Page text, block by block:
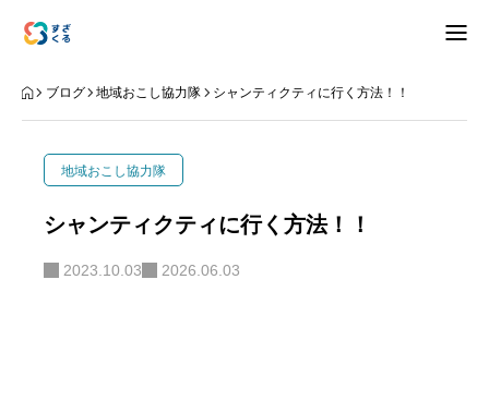
アバウト
ブログ 地域おこし協力隊 シャンティクティに行く方法！！
地域おこし協力隊
シャンティクティに行く方法！！
2023.10.03 2026.06.03